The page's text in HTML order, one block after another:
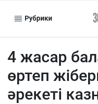
Рубрики
4 жасар
өртеп
әрекеті